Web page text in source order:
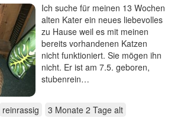
Ich suche für meinen 13 Wochen
alten Kater ein neues liebevolles
zu Hause weil es mit meinen
bereits vorhandenen Katzen
nicht funktioniert. Sie mögen ihn
nicht. Er ist am 7.5. geboren,
stubenrein…
reinrassig 3 Monate 2 Tage alt